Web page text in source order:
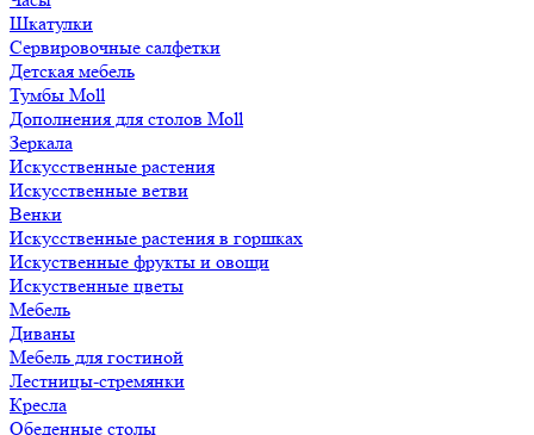
Шкатулки
Сервировочные салфетки
Детская мебель
Тумбы Moll
Дополнения для столов Moll
Зеркала
Искусственные растения
Искусственные ветви
Венки
Искусственные растения в горшках
Искуственные фрукты и овощи
Искуственные цветы
Мебель
Диваны
Мебель для гостиной
Лестницы-стремянки
Кресла
Обеденные столы